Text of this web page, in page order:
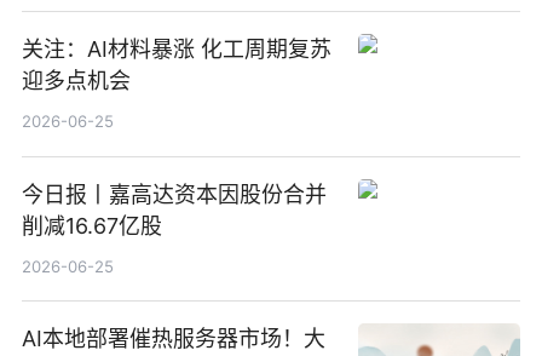
关注：AI材料暴涨 化工周期复苏
迎多点机会
2026-06-25
今日报丨嘉高达资本因股份合并
削减16.67亿股
2026-06-25
AI本地部署催热服务器市场！大